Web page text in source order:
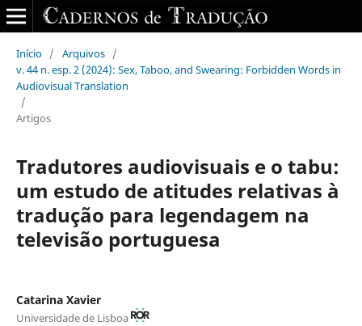
Início / Arquivos /
v. 44 n. esp. 2 (2024): Sex, Taboo, and Swearing: Forbidden Words in
Audiovisual Translation
/
Artigos
Tradutores audiovisuais e o tabu:
um estudo de atitudes relativas à
tradução para legendagem na
televisão portuguesa
Catarina Xavier
Universidade de Lisboa